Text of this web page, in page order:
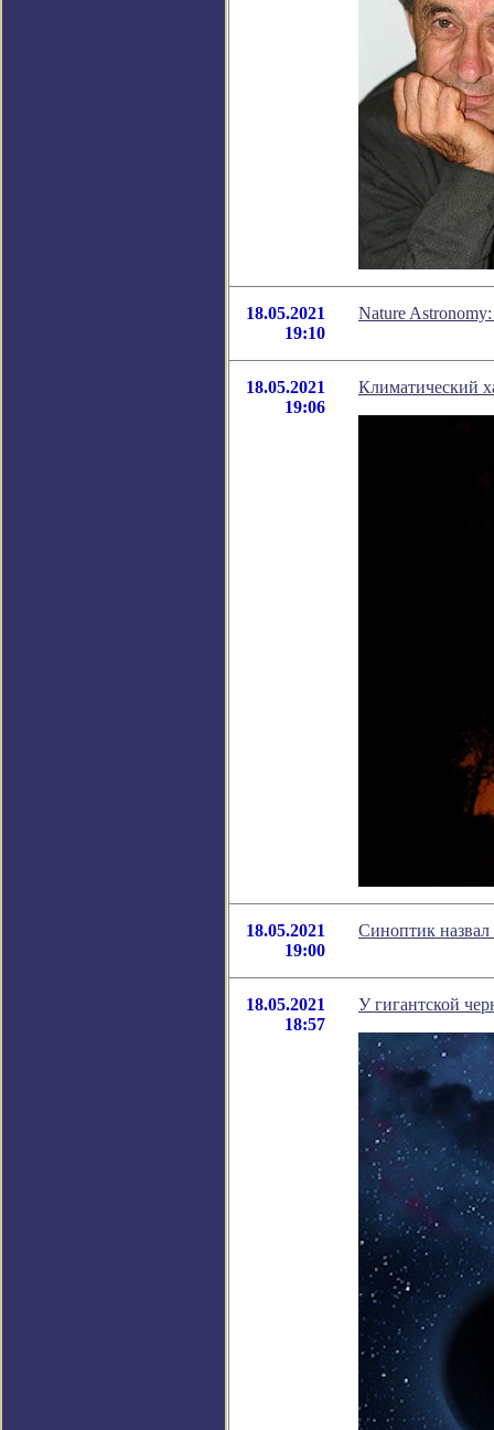
18.05.2021
19:10
Nature
18.05.2021
19:06
Климатический
18.05.2021
19:00
Синоптик
18.05.2021
18:57
У гигантской